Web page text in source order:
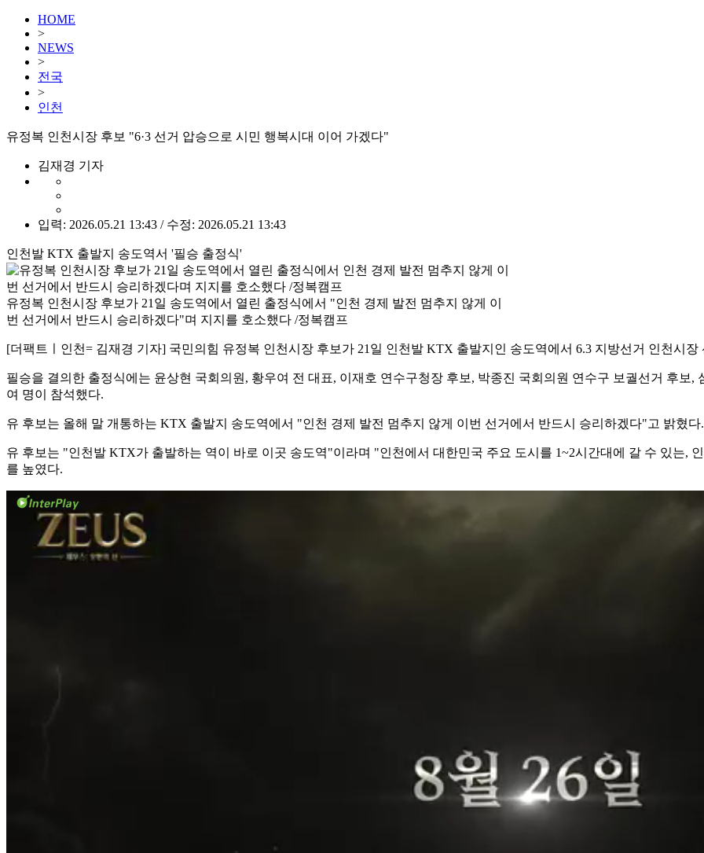
HOME
>
NEWS
>
전국
>
인천
유정복 인천시장 후보 "6·3 선거 압승으로 시민 행복시대 이어 가겠다"
김재경 기자
입력: 2026.05.21 13:43 / 수정: 2026.05.21 13:43
인천발 KTX 출발지 송도역서 '필승 출정식'
유정복 인천시장 후보가 21일 송도역에서 열린 출정식에서 "인천 경제 발전 멈추지 않게 이
번 선거에서 반드시 승리하겠다"며 지지를 호소했다 /정복캠프
[더팩트ㅣ인천= 김재경 기자] 국민의힘 유정복 인천시장 후보가 21일 인천발 KTX 출발지인 송도역에서 6.3 지방선거 인천시
필승을 결의한 출정식에는 윤상현 국회의원, 황우여 전 대표, 이재호 연수구청장 후보, 박종진 국회의원 연수구 보궐선거 후보
여 명이 참석했다.
유 후보는 올해 말 개통하는 KTX 출발지 송도역에서 "인천 경제 발전 멈추지 않게 이번 선거에서 반드시 승리하겠다"고 밝혔다.
유 후보는 "인천발 KTX가 출발하는 역이 바로 이곳 송도역"이라며 "인천에서 대한민국 주요 도시를 1~2시간대에 갈 수 있는,
를 높였다.